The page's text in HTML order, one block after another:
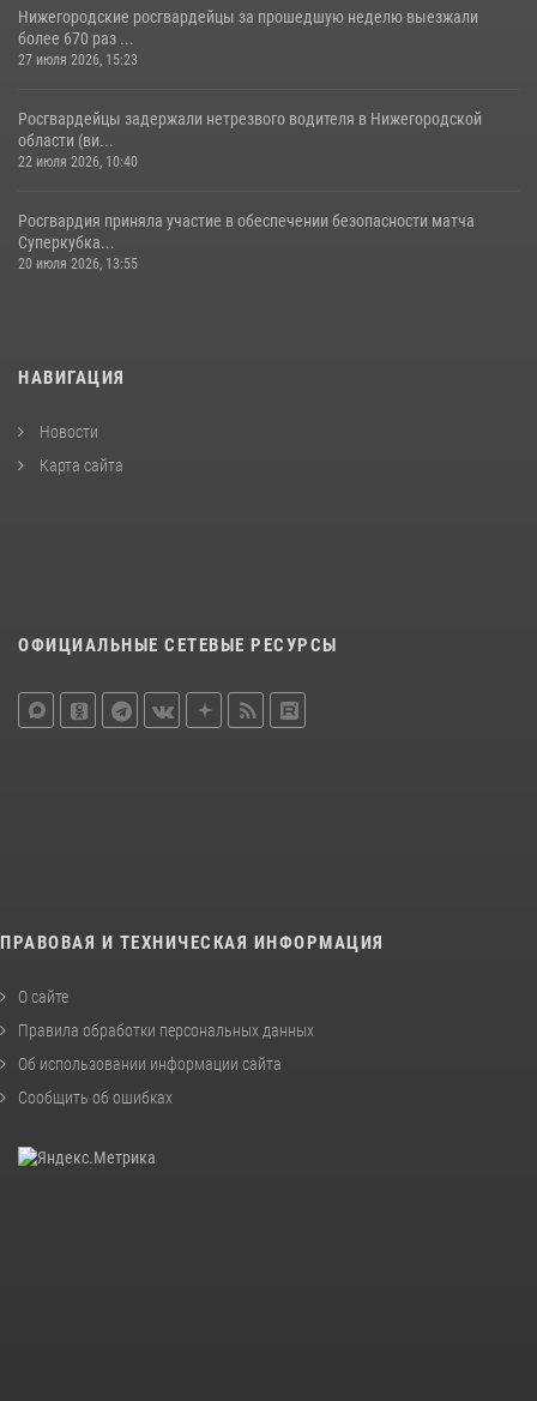
Нижегородские росгвардейцы за прошедшую неделю выезжали
более 670 раз ...
27 июля 2026, 15:23
Росгвардейцы задержали нетрезвого водителя в Нижегородской
области (ви...
22 июля 2026, 10:40
Росгвардия приняла участие в обеспечении безопасности матча
Суперкубка...
20 июля 2026, 13:55
НАВИГАЦИЯ
Новости
Карта сайта
ОФИЦИАЛЬНЫЕ СЕТЕВЫЕ РЕСУРСЫ
ПРАВОВАЯ И ТЕХНИЧЕСКАЯ ИНФОРМАЦИЯ
О сайте
Правила обработки персональных данных
Об использовании информации сайта
Сообщить об ошибках